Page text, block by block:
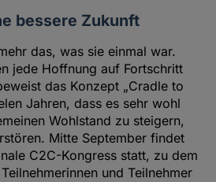
bessere Zukunft
das, was sie einmal war.
jede Hoffnung auf Fortschritt
das Konzept „Cradle to
Jahren, dass es sehr wohl
Wohlstand zu steigern,
Mitte September findet
C2C-Kongress statt, zu dem
und Teilnehmer